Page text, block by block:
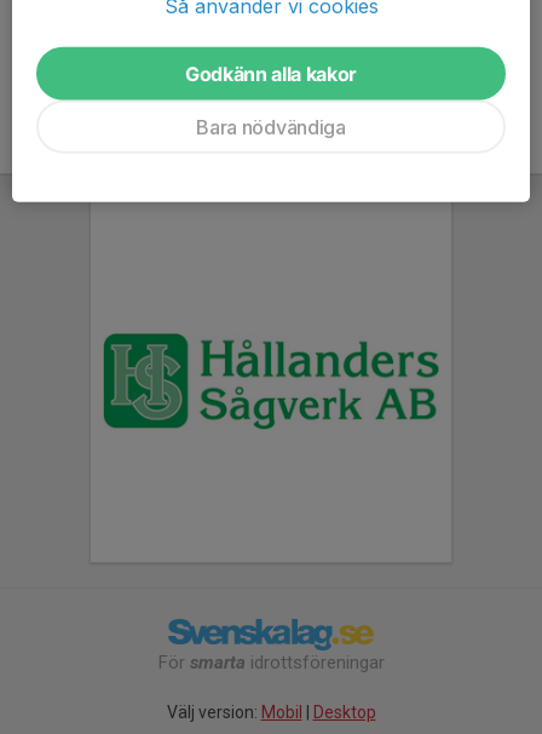
För smarta idrottsföreningar
Välj version: Mobil Desktop
Så använder vi cookies
Godkänn alla kakor
Bara nödvändiga